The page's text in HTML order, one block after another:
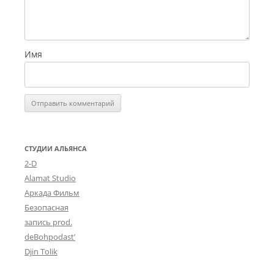
Имя
СТУДИИ АЛЬЯНСА
2-D
Alamat Studio
Аркада Фильм
Безопасная
запись prod.
deBohpodast’
Djin Tolik